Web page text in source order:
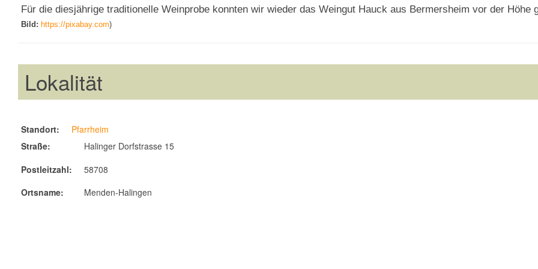
Für die diesjährige traditionelle Weinprobe konnten wir wieder das Weingut Hauck aus Bermers­heim vor der Höhe
Bild: https://pixabay.com)
Lokalität
Standort:
Pfarrheim
Straße:
Halinger Dorfstrasse 15
Postleitzahl:
58708
Ortsname:
Menden-Halingen